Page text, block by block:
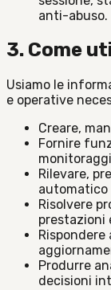
anti-abuso.
3. Come
Usiamo le
e operative
Creare,
Fornire
Rilevare,
Risolvere
prestazioni
Produrre
decisioni